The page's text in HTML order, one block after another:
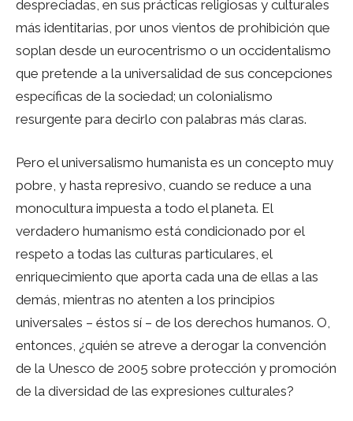
despreciadas, en sus prácticas religiosas y culturales
más identitarias, por unos vientos de prohibición que
soplan desde un eurocentrismo o un occidentalismo
que pretende a la universalidad de sus concepciones
específicas de la sociedad; un colonialismo
resurgente para decirlo con palabras más claras.
Pero el universalismo humanista es un concepto muy
pobre, y hasta represivo, cuando se reduce a una
monocultura impuesta a todo el planeta. El
verdadero humanismo está condicionado por el
respeto a todas las culturas particulares, el
enriquecimiento que aporta cada una de ellas a las
demás, mientras no atenten a los principios
universales – éstos sí – de los derechos humanos. O,
entonces, ¿quién se atreve a derogar la convención
de la Unesco de 2005 sobre protección y promoción
de la diversidad de las expresiones culturales?